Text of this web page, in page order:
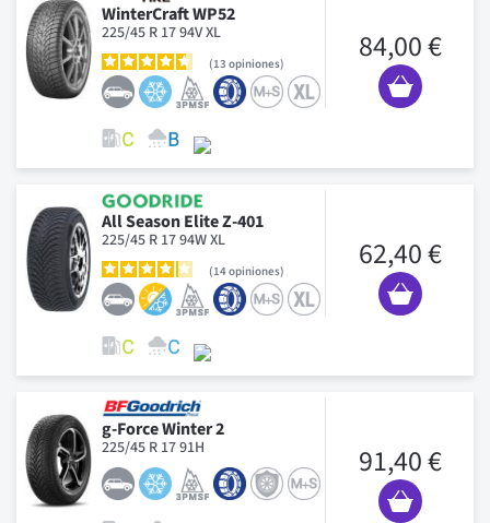
WinterCraft WP52
225/45 R 17 94V XL
13 opiniones 84,00 €
All Season Elite Z-401
225/45 R 17 94W XL
14opiniones 62,40 €
g-Force Winter 2
225/45 R 17 91H 91,40 €